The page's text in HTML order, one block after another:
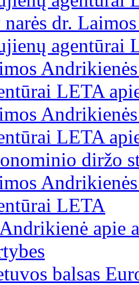
narės dr.
agentūrai
LETA
LETA
diržo
LETA
apie
balsas